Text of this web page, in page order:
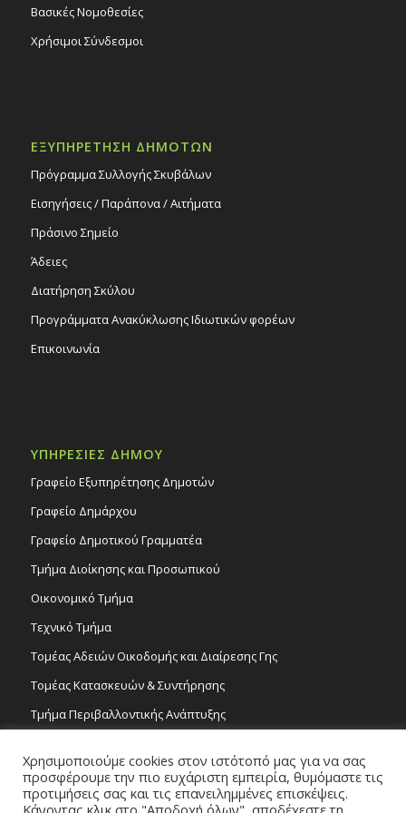
βυζαντινή χορωδία «MusicAeterna
Byzantina», 15/12/24
Εκδηλώσεις Δήμου
Βασικές Νομοθεσίες
Χρήσιμοι Σύνδεσμοι
ΕΞΥΠΗΡΕΤΗΣΗ ΔΗΜΟΤΩΝ
Πρόγραμμα Συλλογής Σκυβάλων
Εισηγήσεις / Παράπονα / Αιτήματα
Πράσινο Σημείο
Άδειες
Διατήρηση Σκύλου
Προγράμματα Ανακύκλωσης Ιδιωτικών φορέων
Επικοινωνία
ΥΠΗΡΕΣΙΕΣ ΔΗΜΟΥ
Γραφείο Εξυπηρέτησης Δημοτών
Γραφείο Δημάρχου
Γραφείο Δημοτικού Γραμματέα
Τμήμα Διοίκησης και Προσωπικού
Οικονομικό Τμήμα
Τεχνικό Τμήμα
Τομέας Αδειών Οικοδομής και Διαίρεσης Γης
Τομέας Κατασκευών & Συντήρησης
Τμήμα Περιβαλλοντικής Ανάπτυξης
Τομέας Γραμμάτων και Τεχνών
Τροχονομία
Χρησιμοποιούμε cookies στον ιστότοπό μας για να σας
προσφέρουμε την πιο ευχάριστη εμπειρία, θυμόμαστε τις
προτιμήσεις σας και τις επανειλημμένες επισκέψεις.
Κάνοντας κλικ στο "Αποδοχή όλων", αποδέχεστε τη